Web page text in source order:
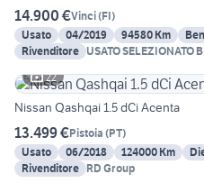
14.900 €Vinci(FI)
Usato
04/2019 94580 Km
Rivenditore USATO SELEZIONATO
22
Nissan Qashqai 1.5 dCi Acenta
13.499 €Pistoia (PT)
Usato
06/2018 124000 Km
Rivenditore RD Group